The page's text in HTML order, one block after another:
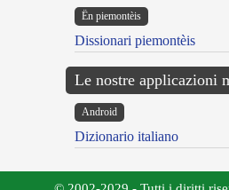
Ën piemontèis
Dissionari piemontèis
Le nostre applicazioni
Android
Dizionario italiano